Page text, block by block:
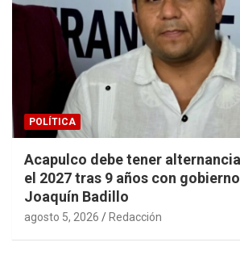
POLÍTICA
Acapulco debe tener
el 2027 tras 9 años con
Joaquín Badillo
agosto 5, 2026 Redacción